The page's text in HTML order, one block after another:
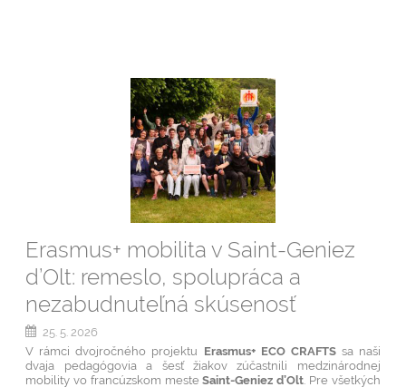
Erasmus+ mobilita v Saint-Geniez
d’Olt: remeslo, spolupráca a
nezabudnuteľná skúsenosť
25. 5. 2026
V rámci dvojročného projektu Erasmus+ ECO CRAFTSsa naši
dvaja pedagógovia a šesť žiakov zúčastnili medzinárodnej
mobility vo francúzskom mesteSaint-Geniez d’Olt . Pre všetkých